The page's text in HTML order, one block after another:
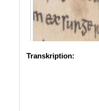
Transkription: